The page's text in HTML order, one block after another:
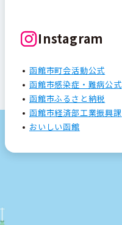
Instagram
函館市町会活動公式
函館市感染症・難病公式
函館市ふるさと納税
函館市経済部工業振興課
おいしい函館